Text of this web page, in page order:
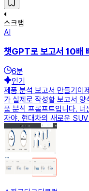
스크랩
AI
챗GPT로 보고서 10배
6분
인기
제품 분석 보고서 만들기이
가 실제로 작성할 보고서 양
품 분석 프롬프트입니다.
자야. 현대차의 새로운 SUV